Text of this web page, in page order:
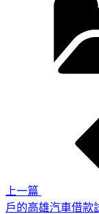
上一篇
戶的高雄汽車借款